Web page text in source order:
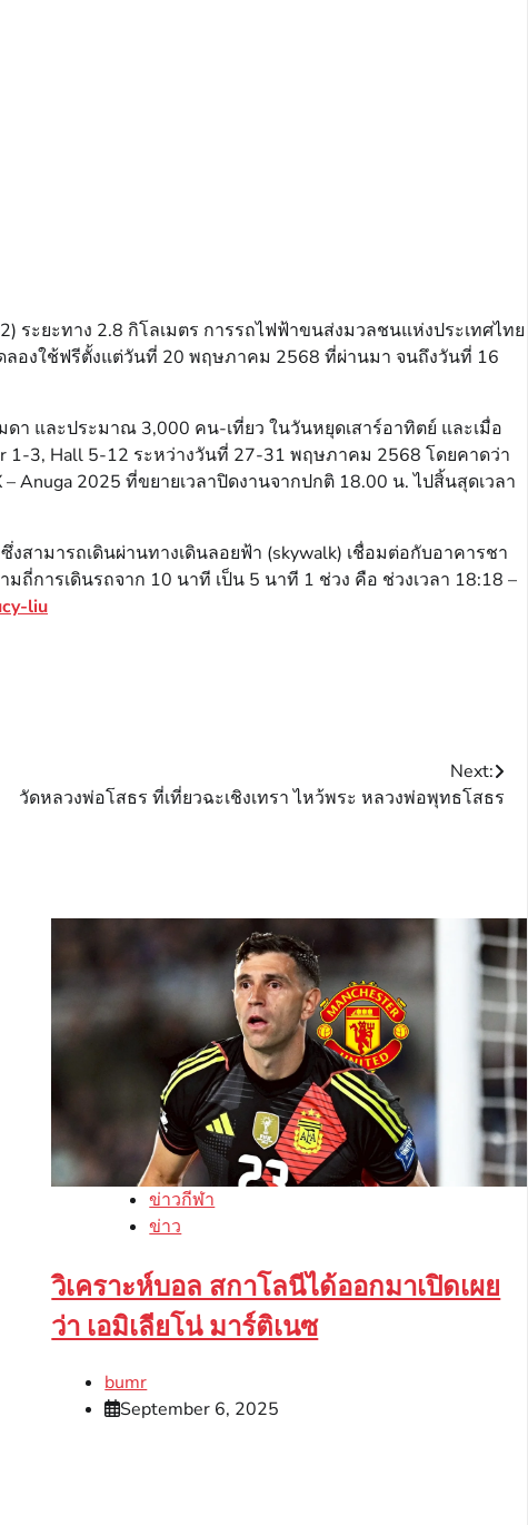
ระยะทาง 2.8 กิโลเมตร การรถไฟฟ้าขนส่งมวลชนแห่งประเทศไทย
ลองใช้ฟรีตั้งแต่วันที่ 20 พฤษภาคม 2568 ที่ผ่านมา จนถึงวันที่ 16
และประมาณ 3,000 คน-เที่ยว ในวันหยุดเสาร์อาทิตย์ และเมื่อ
1-3, Hall 5-12 ระหว่างวันที่ 27-31 พฤษภาคม 2568 โดยคาดว่า
2025 ที่ขยายเวลาปิดงานจากปกติ 18.00 น. ไปสิ้นสุดเวลา
ามารถเดินผ่านทางเดินลอยฟ้า (skywalk) เชื่อมต่อกับอาคารชา
ถี่การเดินรถจาก 10 นาที เป็น 5 นาที 1 ช่วง คือ ช่วงเวลา 18:18 –
liu
Next:
วัดหลวงพ่อโสธร ที่เที่ยวฉะเชิงเทรา ไหว้พระ หลวงพ่อพุทธโสธร
ข่าวกีฬา
ข่าว
วิเคราะห์บอล สกาโลนีได้ออกมาเปิดเผย
ว่า เอมิเลียโน่ มาร์ติเนซ
bumr
September 6, 2025